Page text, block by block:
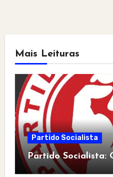
Mais Leituras
Partido Socialista
Partido Socialista: